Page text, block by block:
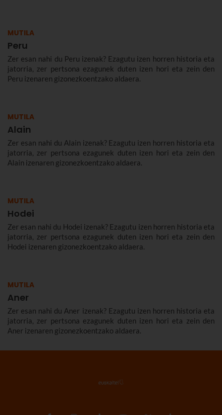
MUTILA
Peru
Zer esan nahi du Peru izenak? Ezagutu izen horren historia eta
jatorria, zer pertsona ezagunek duten izen hori eta zein den
Peru izenaren gizonezkoentzako aldaera.
MUTILA
Alain
Zer esan nahi du Alain izenak? Ezagutu izen horren historia eta
jatorria, zer pertsona ezagunek duten izen hori eta zein den
Alain izenaren gizonezkoentzako aldaera.
MUTILA
Hodei
Zer esan nahi du Hodei izenak? Ezagutu izen horren historia eta
jatorria, zer pertsona ezagunek duten izen hori eta zein den
Hodei izenaren gizonezkoentzako aldaera.
MUTILA
Aner
Zer esan nahi du Aner izenak? Ezagutu izen horren historia eta
jatorria, zer pertsona ezagunek duten izen hori eta zein den
Aner izenaren gizonezkoentzako aldaera.